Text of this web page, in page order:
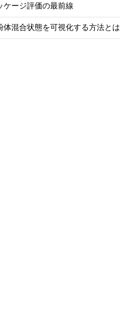
ージ評価の最前線
混合状態を可視化する方法とは